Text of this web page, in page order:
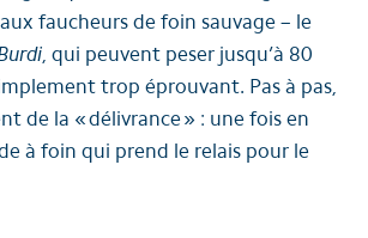
faucheurs de foin sauvage – le
, qui peuvent peser jusqu’à 80
trop éprouvant. Pas à pas,
de la « délivrance » : une fois en
à foin qui prend le relais pour le